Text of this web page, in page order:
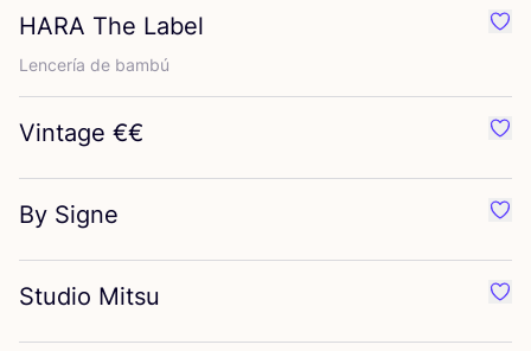
HARA The Label
Len­ce­ría de bambú
Vintage €€
By Signe
Studio Mitsu